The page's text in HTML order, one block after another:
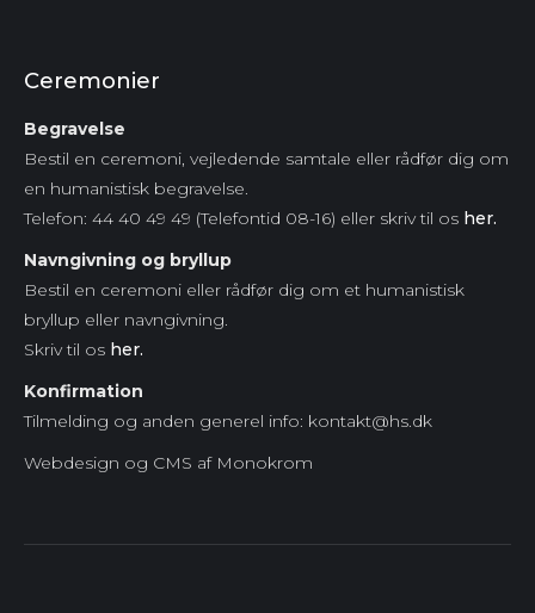
Ceremonier
Begravelse
Bestil en ceremoni, vejledende samtale eller rådfør dig om
en humanistisk begravelse.
Telefon: 44 40 49 49 (Telefontid 08-16) eller skriv til os her.
Navngivning og bryllup
Bestil en ceremoni eller rådfør dig om et humanistisk
bryllup eller navngivning.
Skriv til os her.
Konfirmation
Tilmelding og anden generel info: kontakt@hs.dk
Webdesign og CMS af Monokrom